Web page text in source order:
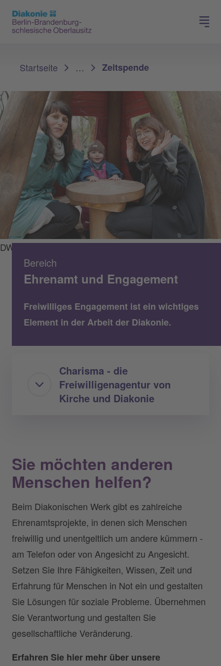
Presse
Startseite
… Zeitspende
DWBO/Simone Weigelt
Bereich
Ehrenamt und Engagement
Freiwilliges Engagement ist ein wichtiges
Element in der Arbeit der Diakonie.
Charisma - die
Freiwilligenagentur von
Kirche und Diakonie
Sie möchten anderen
Menschen helfen?
Beim Diakonischen Werk gibt es zahlreiche
Ehrenamtsprojekte, in denen sich Menschen
freiwillig und unentgeltlich um andere kümmern -
am Telefon oder von Angesicht zu Angesicht.
Setzen Sie Ihre Fähigkeiten, Wissen, Zeit und
Erfahrung für Menschen in Not ein und gestalten
Sie Lösungen für soziale Probleme. Übernehmen
Sie Verantwortung und gestalten Sie
gesellschaftliche Veränderung.
Erfahren Sie hier mehr über unsere